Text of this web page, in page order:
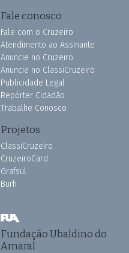
Fale conosco
Fale com o Cruzeiro
Atendimento ao Assinante
Anuncie no Cruzeiro
Anuncie no ClassiCruzeiro
Publicidade Legal
Repórter Cidadão
Trabalhe Conosco
Projetos
ClassiCruzeiro
CruzeiroCard
Grafsul
Burh
Fundação Ubaldino do
Amaral